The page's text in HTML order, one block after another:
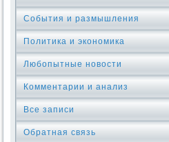
События и размышления
Политика и экономика
Любопытные новости
Комментарии и анализ
Все записи
Обратная связь